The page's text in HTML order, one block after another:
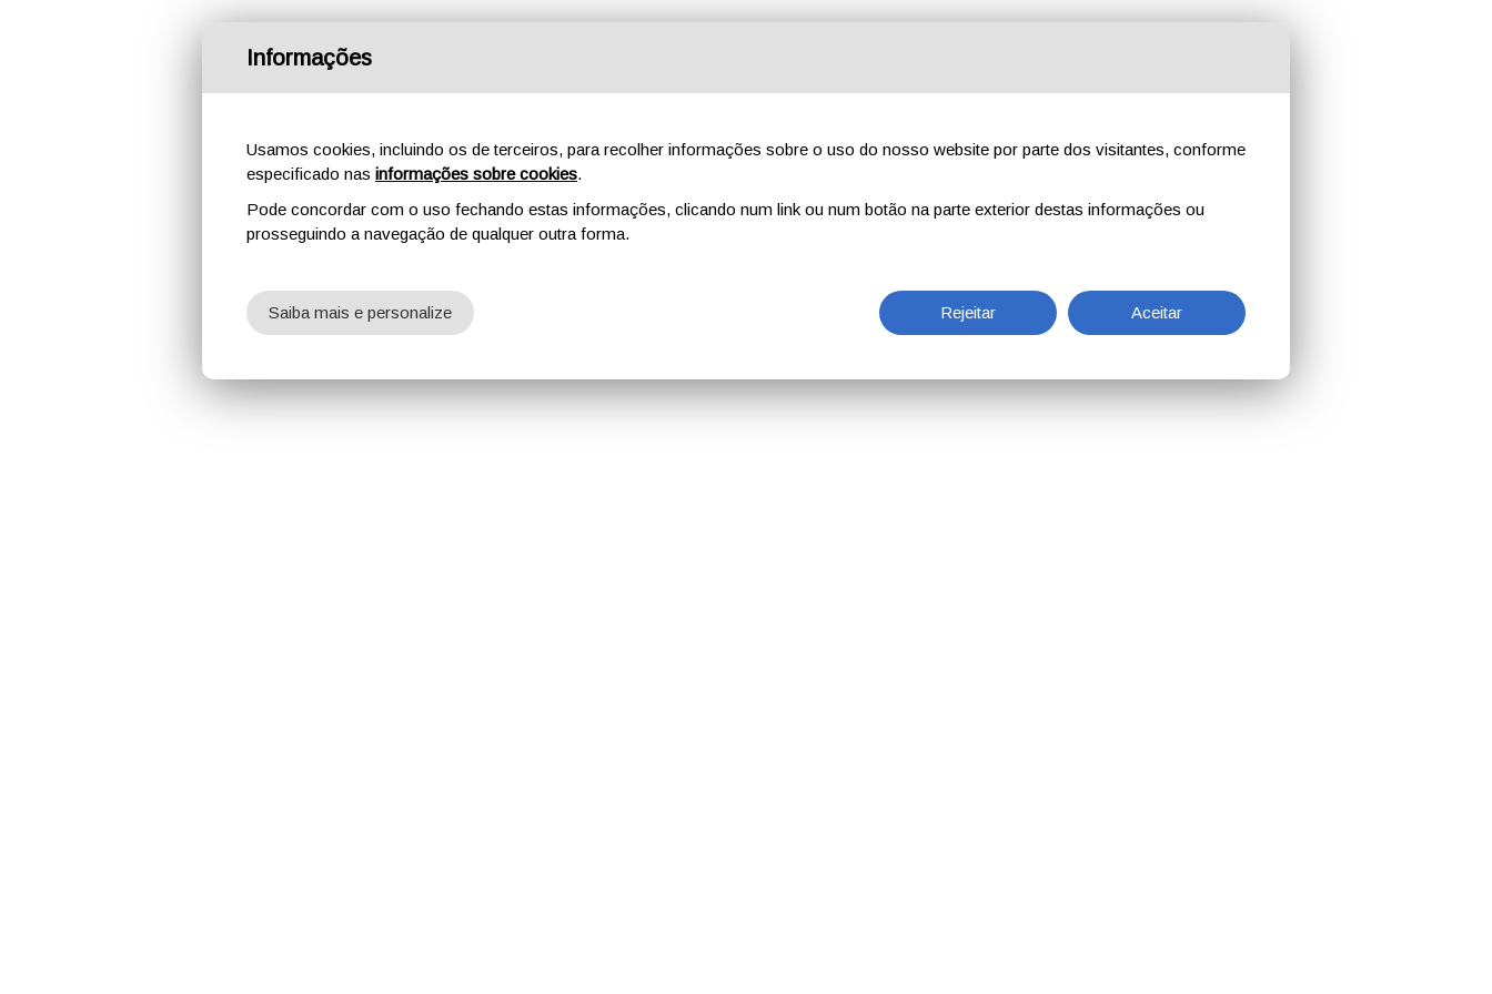
Informações
Usamos cookies, incluindo os de terceiros, para recolher informações sobre o uso do nosso website por parte dos visitantes, conforme
especificado nas informações sobre cookies.
Pode concordar com o uso fechando estas informações, clicando num link ou num botão na parte exterior destas informações ou
prosseguindo a navegação de qualquer outra forma.
Rejeitar Aceitar
Saiba mais e personalize